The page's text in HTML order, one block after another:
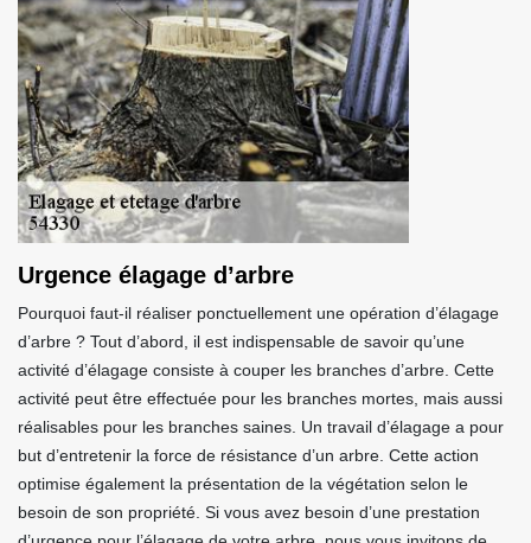
Urgence élagage d’arbre
Pourquoi faut-il réaliser ponctuellement une opération d’élagage
d’arbre ? Tout d’abord, il est indispensable de savoir qu’une
activité d’élagage consiste à couper les branches d’arbre. Cette
activité peut être effectuée pour les branches mortes, mais aussi
réalisables pour les branches saines. Un travail d’élagage a pour
but d’entretenir la force de résistance d’un arbre. Cette action
optimise également la présentation de la végétation selon le
besoin de son propriété. Si vous avez besoin d’une prestation